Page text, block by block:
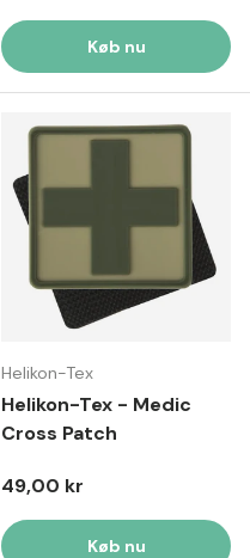
Køb nu
Helikon-Tex
Helikon-Tex - Medic
Cross Patch
Normal pris
49,00 kr
Køb nu